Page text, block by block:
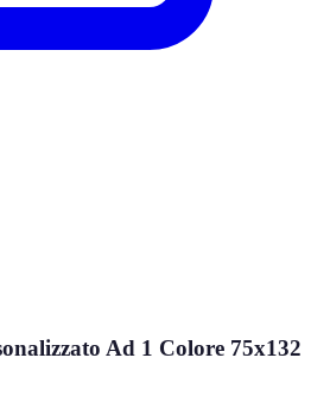
Ad 1 Colore 75x132